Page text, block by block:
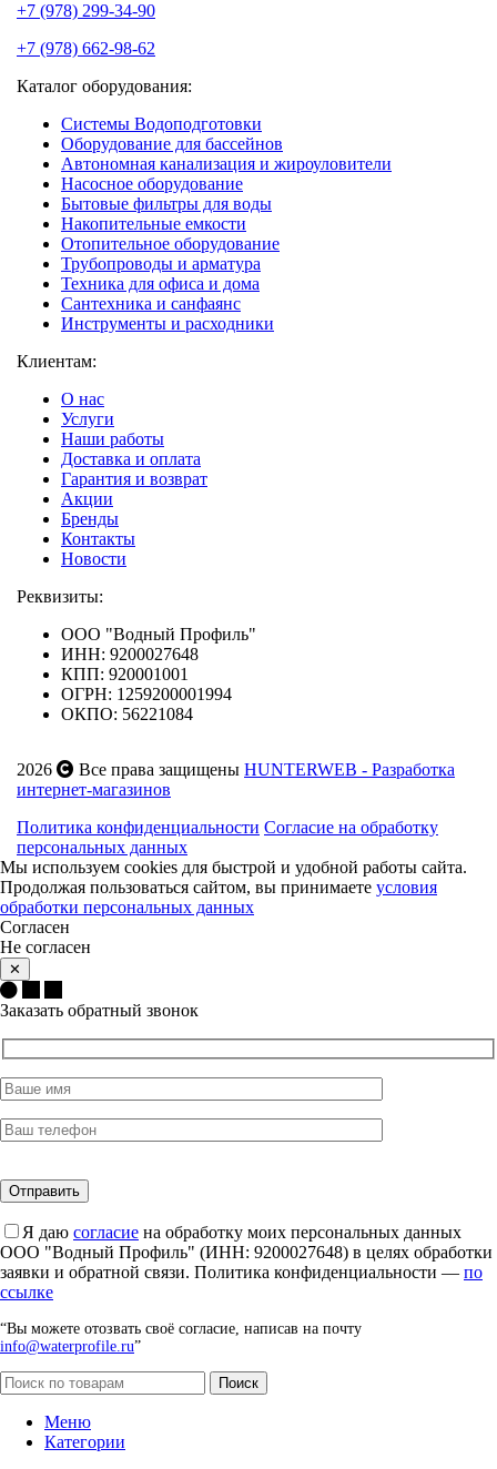
+7 (978) 299-34-90
+7 (978) 662-98-62
Каталог оборудования:
Системы Водоподготовки
Оборудование для бассейнов
Автономная канализация и жироуловители
Насосное оборудование
Бытовые фильтры для воды
Накопительные емкости
Отопительное оборудование
Трубопроводы и арматура
Техника для офиса и дома
Сантехника и санфаянс
Инструменты и расходники
Клиентам:
О нас
Услуги
Наши работы
Доставка и оплата
Гарантия и возврат
Акции
Бренды
Контакты
Новости
Реквизиты:
ООО "Водный Профиль"
ИНН: 9200027648
КПП: 920001001
ОГРН: 1259200001994
ОКПО: 56221084
2026 Все права защищены HUNTERWEB - Разработка
интернет-магазинов
Политика конфиденциальности Согласие на обработку
персональных данных
Мы используем cookies для быстрой и удобной работы сайта.
Продолжая пользоваться сайтом, вы принимаете условия
обработки персональных данных
Согласен
Не согласен
✕
Заказать обратный звонок
Я даю согласие на обработку моих персональных данных
ООО "Водный Профиль" (ИНН: 9200027648) в целях обработки
заявки и обратной связи. Политика конфиденциальности — по
ссылке
“Вы можете отозвать своё согласие, написав на почту
info@waterprofile.ru”
Поиск
Меню
Категории